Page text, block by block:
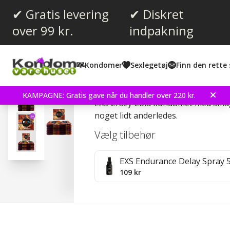
✔ Gratis levering
over 99 kr.
✔ Diskret
indpakning
Kondomer Sexlegetøj Finn den rette
KAMPAGNE: Gratis gave når du handler over 220 kr.
Anmeldelser (6)
EXS Crazy Cola 24 stk
EXS Crazy Cola kondomet med
noget lidt anderledes.
Vælg tilbehør
EXS Endurance Delay Spray
109 kr